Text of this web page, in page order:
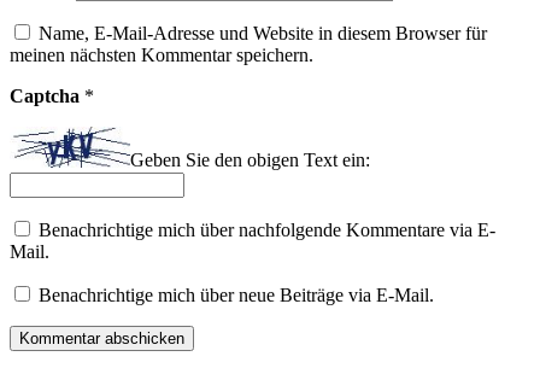
Name, E-Mail-Adresse und Website in diesem Browser für
meinen nächsten Kommentar speichern.
Captcha *
Geben Sie den obigen Text ein:
Benachrichtige mich über nachfolgende Kommentare via E-
Mail.
Benachrichtige mich über neue Beiträge via E-Mail.